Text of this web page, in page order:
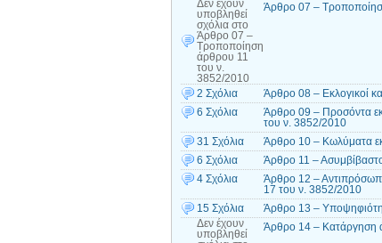
Δεν έχουν
υποβληθεί
σχόλια στο
Άρθρο 07 –
Τροποποίηση
άρθρου 11
του ν.
3852/2010
Άρθρο 07 –
2 Σχόλια
Άρθρο 08 – Εκλογικοί
6 Σχόλια
Άρθρο 09 – Προσόντα
του ν. 3852/2010
31 Σχόλια
Άρθρο 10 – Κωλύματα
6 Σχόλια
Άρθρο 11 –
4 Σχόλια
Άρθρο 12 –
17 του ν. 3852/2010
15 Σχόλια
Άρθρο 13 –
Δεν έχουν
υποβληθεί
Άρθρο 14 – Κατάργηση